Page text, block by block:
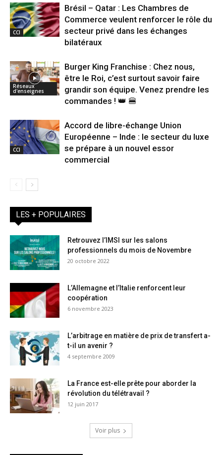
CCI
Brésil – Qatar : Les Chambres de
Commerce veulent renforcer le rôle du
secteur privé dans les échanges
bilatéraux
Réseaux
d'enseignes
Burger King Franchise : Chez nous,
être le Roi, c’est surtout savoir faire
grandir son équipe. Venez prendre les
commandes ! 👑 🍔
CCI
Accord de libre-échange Union
Européenne – Inde : le secteur du luxe
se prépare à un nouvel essor
commercial
LES + POPULAIRES
Retrouvez l’IMSI sur les salons
professionnels du mois de Novembre
20 octobre 2022
L’Allemagne et l’Italie renforcent leur
coopération
6 novembre 2023
L’arbitrage en matière de prix de transfert a-
t-il un avenir ?
4 septembre 2009
La France est-elle prête pour aborder la
révolution du télétravail ?
12 juin 2017
Voir plus